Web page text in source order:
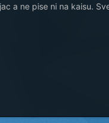
a ne pise ni na kaisu.